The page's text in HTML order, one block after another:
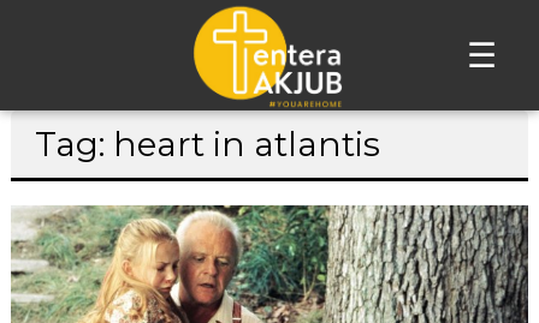
☰
Lompat
Tag: heart in atlantis